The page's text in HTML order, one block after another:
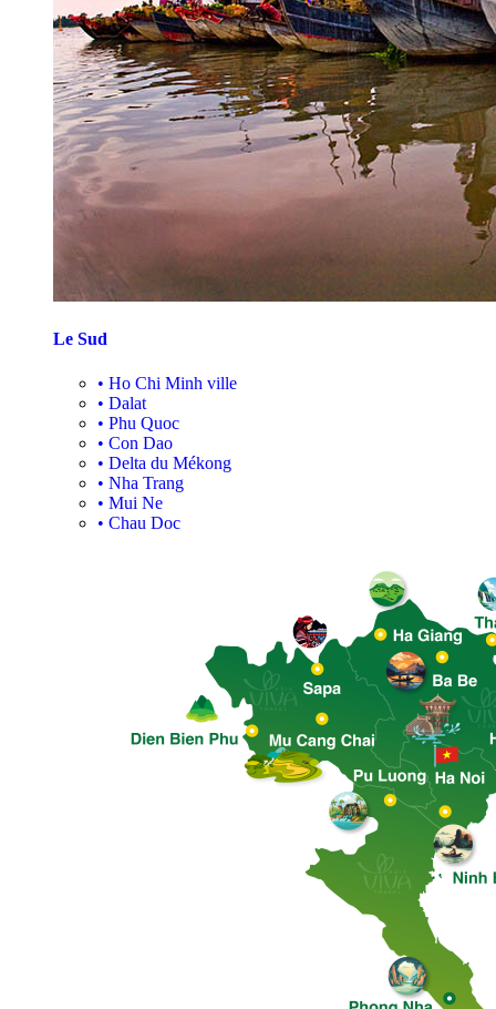
Le Sud
• Ho Chi Minh ville
• Dalat
• Phu Quoc
• Con Dao
• Delta du Mékong
• Nha Trang
• Mui Ne
• Chau Doc